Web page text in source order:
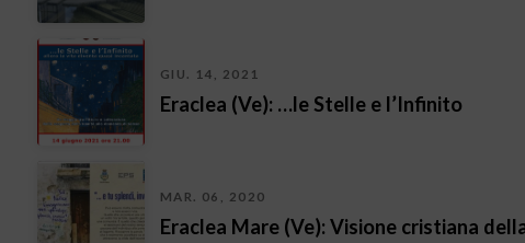
GIU. 14, 2021
Eraclea (Ve): …le Stelle e l’Infinito
MAR. 06, 2020
Eraclea Mare (Ve): Visione cristiana